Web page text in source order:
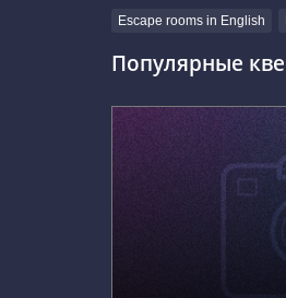
Escape rooms in English
Популярные
г. Екатеринбург,